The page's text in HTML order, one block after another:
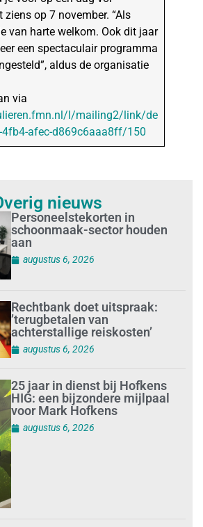
ziens op 7 november. “Als
van harte welkom. Ook dit jaar
een spectaculair programma
aldus de organisatie
via
l/mailing2/link/de
afec-d869c6aaa8ff/150
nieuws
Personeelstekorten in
schoonmaak-sector houden
aan
augustus 6, 2026
Rechtbank doet uitspraak:
’terugbetalen van
achterstallige reiskosten’
augustus 6, 2026
25 jaar in dienst bij Hofkens
HIG: een bijzondere mijlpaal
voor Mark Hofkens
augustus 6, 2026